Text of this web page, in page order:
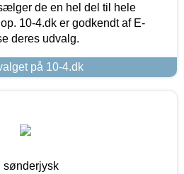
de en hel del til hele
10-4.dk er godkendt af E-
deres udvalg.
på 10-4.dk
sønderjysk